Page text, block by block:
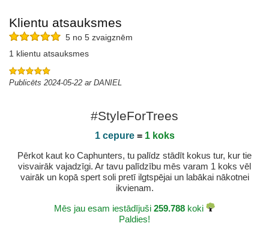
Klientu atsauksmes
5 no 5 zvaigznēm
1 klientu atsauksmes
Publicēts 2024-05-22 ar DANIEL
#StyleForTrees
1 cepure= 1 koks
Pērkot kaut ko Caphunters, tu palīdz stādīt kokus tur, kur tie
visvairāk vajadzīgi. Ar tavu palīdzību mēs varam 1 koks vēl
vairāk un kopā spert soli pretī ilgtspējai un labākai nākotnei
ikvienam.
Mēs jau esam iestādījuši 259.788 koki
Paldies!